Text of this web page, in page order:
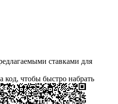
ставками для
код, чтобы быстро набрать